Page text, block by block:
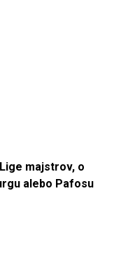
majstrov, o
alebo Pafosu